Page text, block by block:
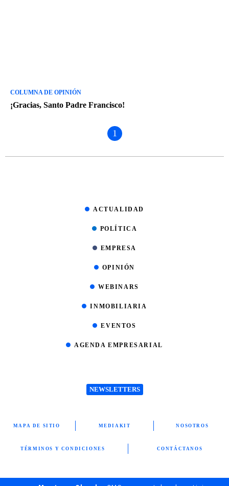
COLUMNA DE OPINIÓN
¡Gracias, Santo Padre Francisco!
1
ACTUALIDAD
POLÍTICA
EMPRESA
OPINIÓN
WEBINARS
INMOBILIARIA
EVENTOS
AGENDA EMPRESARIAL
NEWSLETTERS
MAPA DE SITIO MEDIAKIT NOSOTROS
TÉRMINOS Y CONDICIONES CONTÁCTANOS